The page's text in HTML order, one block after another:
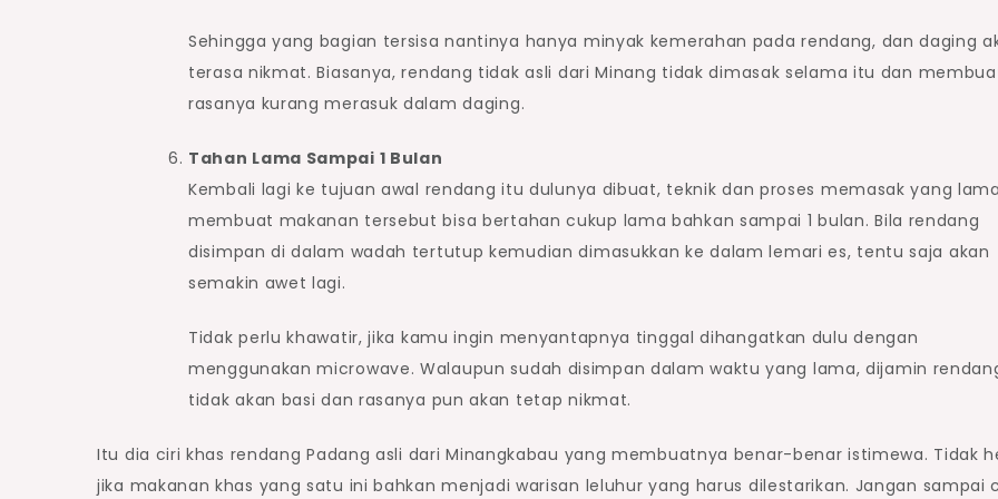
Sehingga yang bagian tersisa nantinya hanya minyak kemerahan pada rendang, dan daging
terasa nikmat. Biasanya, rendang tidak asli dari Minang tidak dimasak selama itu dan
rasanya kurang merasuk dalam daging.
Tahan Lama Sampai 1 Bulan
Kembali lagi ke tujuan awal rendang itu dulunya dibuat, teknik dan proses memasak yang lama
membuat makanan tersebut bisa bertahan cukup lama bahkan sampai 1 bulan. Bila rendang
disimpan di dalam wadah tertutup kemudian dimasukkan ke dalam lemari es, tentu saja akan
semakin awet lagi.
Tidak perlu khawatir, jika kamu ingin menyantapnya tinggal dihangatkan dulu dengan
menggunakan microwave. Walaupun sudah disimpan dalam waktu yang lama, dijamin
tidak akan basi dan rasanya pun akan tetap nikmat.
Itu dia ciri khas rendang Padang asli dari Minangkabau yang membuatnya benar-benar istimewa. Tidak
jika makanan khas yang satu ini bahkan menjadi warisan leluhur yang harus dilestarikan. Jangan sampai